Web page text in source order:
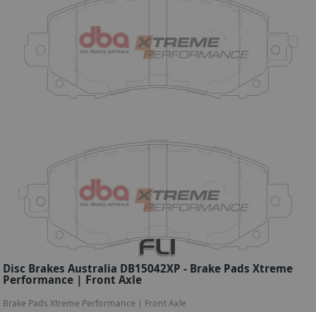
Disc Brakes Australia DB15042XP - Brake Pads Xtreme
Performance | Front Axle
Brake Pads Xtreme Performance | Front Axle